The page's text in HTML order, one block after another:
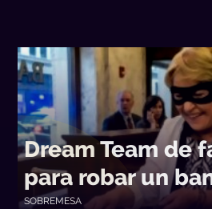
Dream Team de
para robar un
SOBREMESA